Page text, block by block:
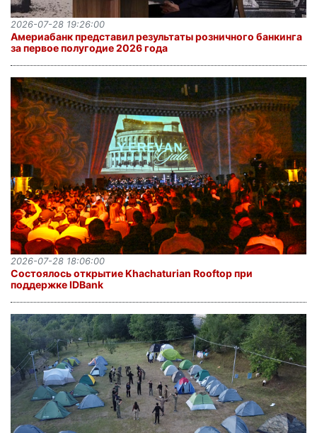
Америабанк представил результаты розничного банкинга
за первое полугодие 2026 года
2026-07-28 19:26:00
Состоялось открытие Khachaturian Rooftop при
поддержке IDBank
2026-07-28 18:06:00